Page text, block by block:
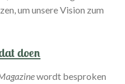
um unsere Vision zum
doen
wordt besproken